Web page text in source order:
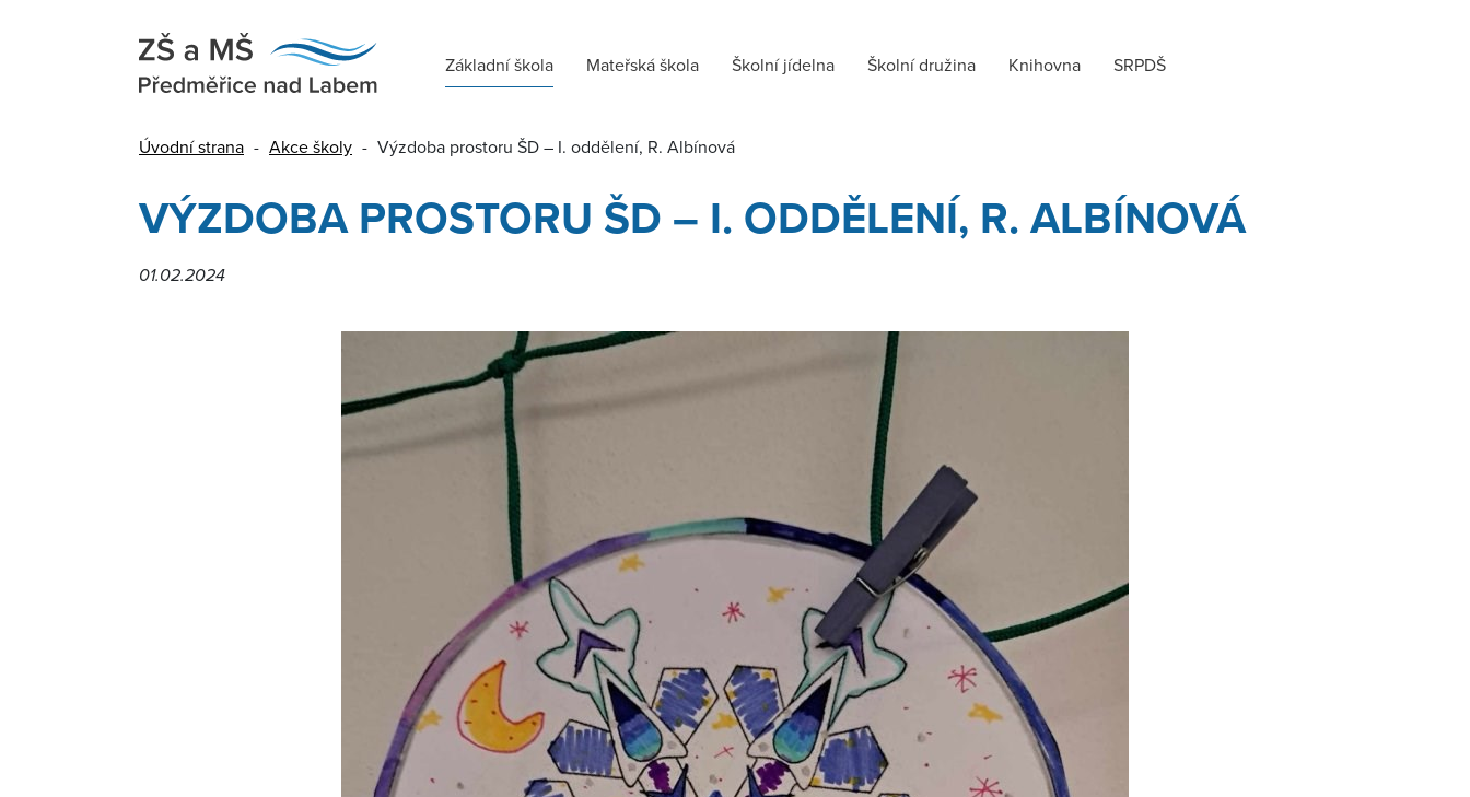
Základní škola Mateřská škola Školní jídelna Školní družina Knihovna SRPDŠ
Úvodní strana - Akce školy - Výzdoba prostoru ŠD – I. oddělení, R. Albínová
VÝZDOBA PROSTORU ŠD – I. ODDĚLENÍ, R. ALBÍNOVÁ
01.02.2024